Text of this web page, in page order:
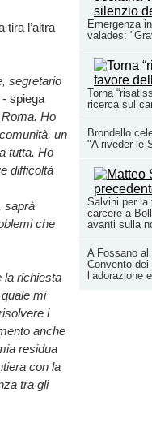
Emergenza
valades:
Torna
ricerca sul
Brondello
"A riveder le
Salvini per la
carcere a
avanti sulla
A Fossano
Convento
l’adorazione
tira l’altra
segretario
- spiega
Ho
un
tutta. Ho
difficoltà
saprà
che
la richiesta
mi
i
anche
residua
con la
tra gli